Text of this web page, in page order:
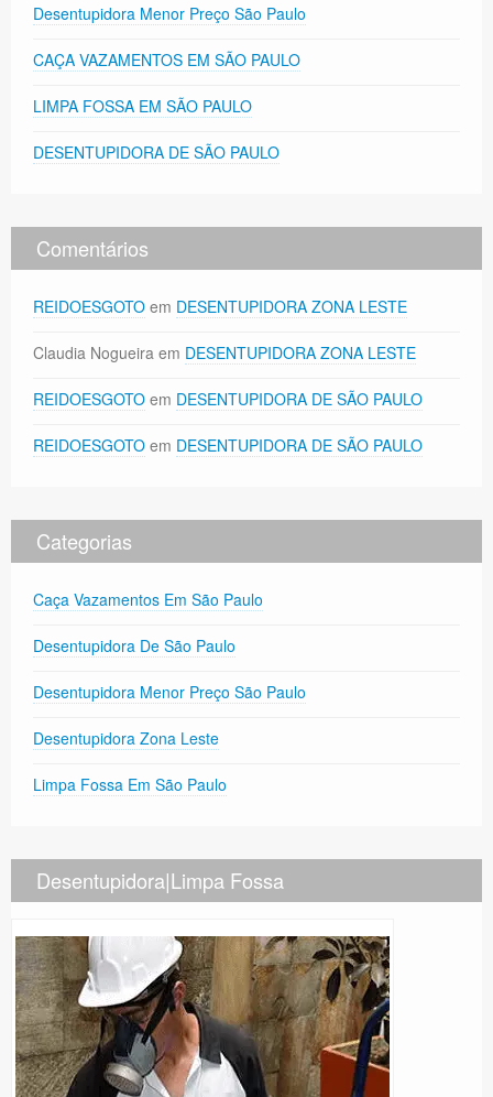
Desentupidora Menor Preço São Paulo
CAÇA VAZAMENTOS EM SÃO PAULO
LIMPA FOSSA EM SÃO PAULO
DESENTUPIDORA DE SÃO PAULO
Comentários
REIDOESGOTO em DESENTUPIDORA ZONA LESTE
Claudia Nogueira em DESENTUPIDORA ZONA LESTE
REIDOESGOTO em DESENTUPIDORA DE SÃO PAULO
REIDOESGOTO em DESENTUPIDORA DE SÃO PAULO
Categorias
Caça Vazamentos Em São Paulo
Desentupidora De São Paulo
Desentupidora Menor Preço São Paulo
Desentupidora Zona Leste
Limpa Fossa Em São Paulo
Desentupidora|Limpa Fossa